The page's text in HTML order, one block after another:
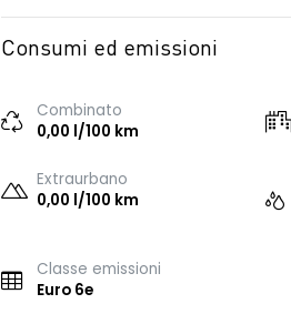
Consumi ed emissioni
Combinato
0,00 l/100 km
Extraurbano
0,00 l/100 km
Classe emissioni
Euro 6e